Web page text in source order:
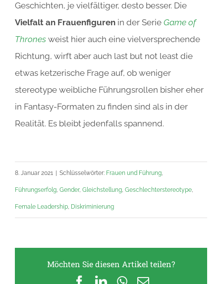
Geschichten, je vielfältiger, desto besser. Die
Vielfalt an Frauenfiguren in der Serie Game of
Thrones weist hier auch eine vielversprechende
Richtung, wirft aber auch last but not least die
etwas ketzerische Frage auf, ob weniger
stereotype weibliche Führungsrollen bisher eher
in Fantasy-Formaten zu finden sind als in der
Realität. Es bleibt jedenfalls spannend.
8. Januar 2021 Schlüsselwörter: Frauen und Führung,
Führungserfolg, Gender, Gleichstellung, Geschlechterstereotype,
Female Leadership, Diskriminierung
Möchten Sie diesen Artikel teilen?
Facebook
LinkedIn
WhatsApp
E-